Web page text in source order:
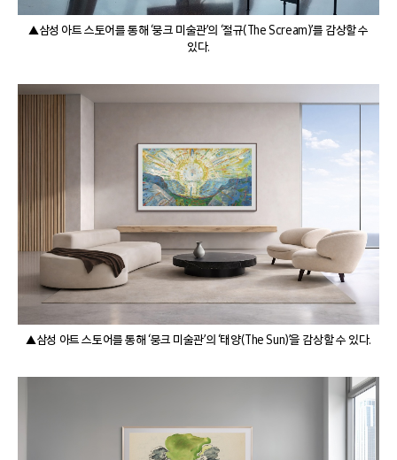
▲삼성 아트 스토어를 통해 ‘뭉크 미술관’의 ‘절규(The Scream)’를 감상할 수
있다.
▲삼성 아트 스토어를 통해 ‘뭉크 미술관’의 ‘태양(The Sun)’을 감상할 수 있다.